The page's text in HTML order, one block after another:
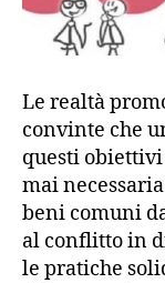
Le realtà
convinte che
questi obiettivi
mai
beni comuni
al conflitto in
le pratiche